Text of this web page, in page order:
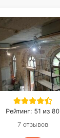
Рейтинг: 51 из 80
7 отзывов